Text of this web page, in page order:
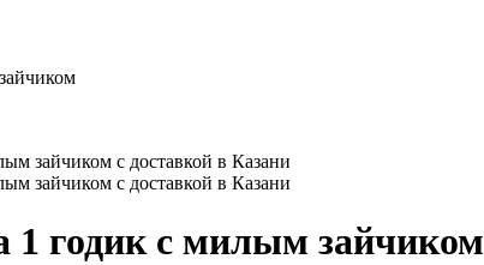
годик с милым зайчиком